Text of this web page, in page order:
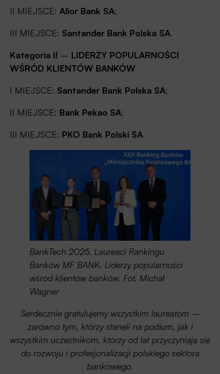
II MIEJSCE: Alior Bank SA;
III MIEJSCE: Santander Bank Polska SA.
Kategoria II – LIDERZY POPULARNOŚCI
WŚRÓD KLIENTÓW BANKÓW
I MIEJSCE: Santander Bank Polska SA;
II MIEJSCE: Bank Pekao SA;
III MIEJSCE: PKO Bank Polski SA.
BankTech 2025. Laureaci Rankingu
Banków MF BANK. Liderzy popularności
wśród klientów banków. Fot. Michał
Wagner
Serdecznie gratulujemy wszystkim laureatom –
zarówno tym, którzy stanęli na podium, jak i
wszystkim uczestnikom, którzy od lat przyczyniają się
do rozwoju i profesjonalizacji polskiego sektora
bankowego.